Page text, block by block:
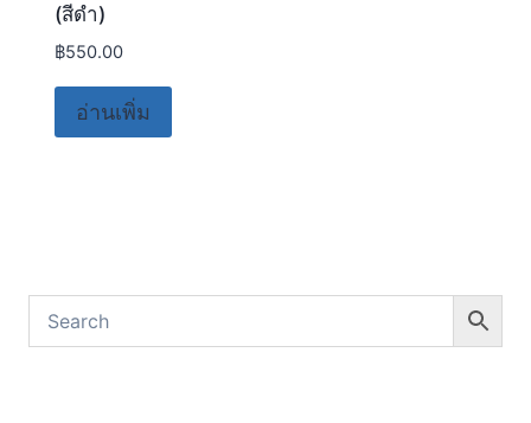
(สีดำ)
฿550.00
อ่านเพิ่ม